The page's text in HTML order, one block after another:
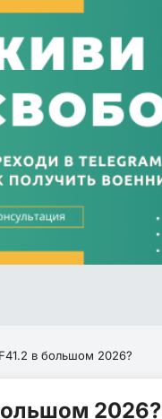
в большом 2026?
2026?